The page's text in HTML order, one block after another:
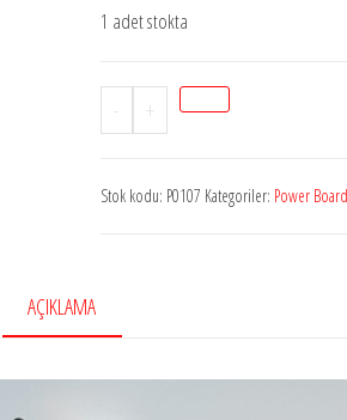
1 adet stokta
-
DBP2632-
180A
REV.1.0
+
Stok kodu: P0107 Kategoriler: Power Board
AÇIKLAMA